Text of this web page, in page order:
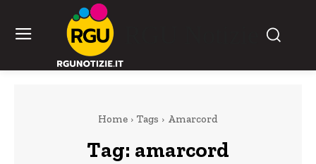
Home Tags Amarcord
Tag: amarcord